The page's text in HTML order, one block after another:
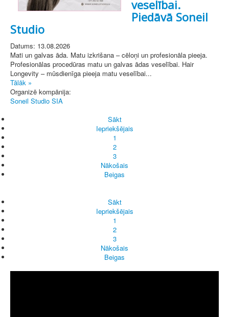
veselībai.
Piedāvā Soneil
Studio
Datums: 13.08.2026
Mati un galvas āda. Matu izkrišana – cēloņi un profesionāla pieeja.
Profesionālas procedūras matu un galvas ādas veselībai. Hair
Longevity – mūsdienīga pieeja matu veselībai...
Tālāk »
Organizē kompānija:
Soneil Studio SIA
Sākt
Iepriekšējais
1
2
3
Nākošais
Beigas
Sākt
Iepriekšējais
1
2
3
Nākošais
Beigas